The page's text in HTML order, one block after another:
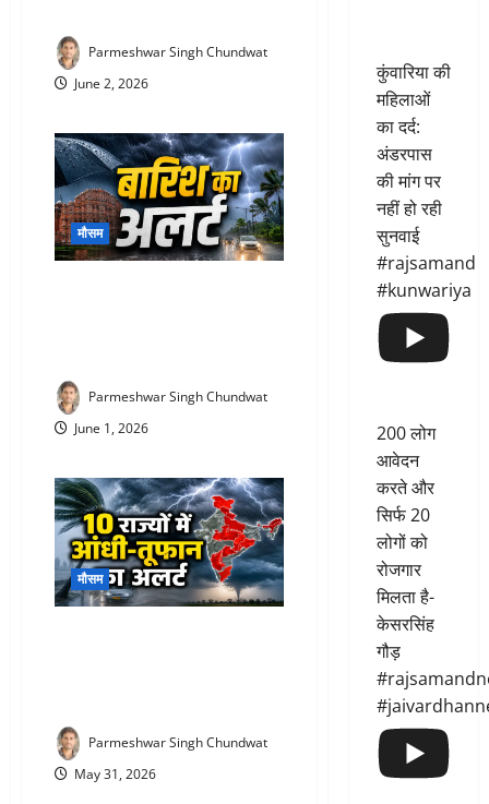
Parmeshwar Singh Chundwat
June 2, 2026
मौसम
Parmeshwar Singh Chundwat
June 1, 2026
मौसम
Parmeshwar Singh Chundwat
May 31, 2026
कुंवारिया की
महिलाओं
का दर्द:
अंडरपास
की मांग पर
नहीं हो रही
सुनवाई
#rajsamand
#kunwariya
200 लोग
आवेदन
करते और
सिर्फ 20
लोगों को
रोजगार
मिलता है-
केसरसिंह
गौड़